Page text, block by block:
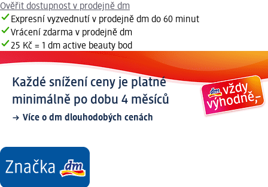
Ověřit dostupnost v prodejně dm
Expresní vyzvednutí v prodejně dm do 60 minut
Vrácení zdarma v prodejně dm
25 Kč = 1 dm active beauty bod
Každé snížení ceny je platné
minimálně po dobu 4 měsíců
Více o dm dlouhodobých cenách